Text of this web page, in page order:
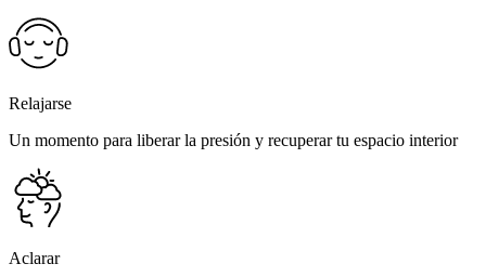
Relajarse
Un momento para liberar la presión y recuperar tu espacio interior
Aclarar